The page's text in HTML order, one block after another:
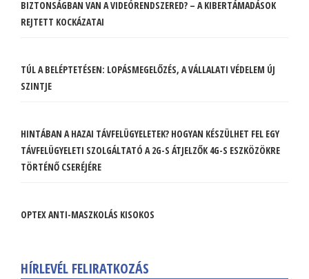
BIZTONSÁGBAN VAN A VIDEÓRENDSZERED? – A KIBERTÁMADÁSOK
REJTETT KOCKÁZATAI
TÚL A BELÉPTETÉSEN: LOPÁSMEGELŐZÉS, A VÁLLALATI VÉDELEM ÚJ
SZINTJE
HINTÁBAN A HAZAI TÁVFELÜGYELETEK? HOGYAN KÉSZÜLHET FEL EGY
TÁVFELÜGYELETI SZOLGÁLTATÓ A 2G-S ÁTJELZŐK 4G-S ESZKÖZÖKRE
TÖRTÉNŐ CSERÉJÉRE
OPTEX ANTI-MASZKOLÁS KISOKOS
HÍRLEVÉL FELIRATKOZÁS